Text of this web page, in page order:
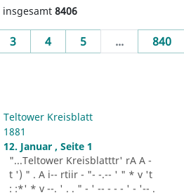
8406
3 4 5 ... 840
Teltower Kreisblatt
1881
12. Januar , Seite 1
"...Teltower Kreisblatttr' rA A -
t ') " . A i-- rtiir - "- -.-- ' " * v 't
: :*' * v --. ' . . " - ' -- - - - ' - '-- .